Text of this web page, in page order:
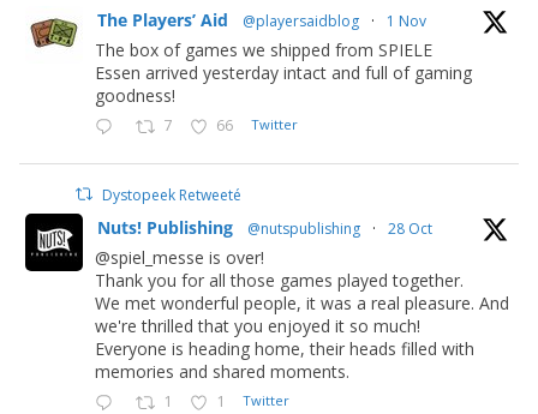
The Players’ Aid @playersaidblog · 1 Nov
The box of games we shipped from SPIELE
Essen arrived yesterday intact and full of gaming
goodness!
7 66 Twitter
Dystopeek Retweeté
Nuts! Publishing @nutspublishing · 28 Oct
@spiel_messe is over!
Thank you for all those games played together.
We met wonderful people, it was a real pleasure. And
we're thrilled that you enjoyed it so much!
Everyone is heading home, their heads filled with
memories and shared moments.
1 1 Twitter